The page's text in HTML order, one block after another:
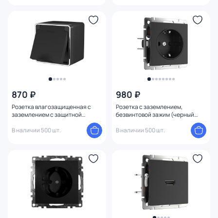
870 ₽
Розетка влагозащищенная с
заземлением с защитной
(черный/хром) Werkel W5071235
В наличии 500 шт.
980 ₽
Розетка с заземлением,
безвинтовой зажим (черный
В наличии 500 шт.